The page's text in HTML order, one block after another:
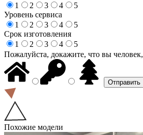
1
2 3 4
5
Уровень сервиса
1
2 3 4
5
Срок изготовления
1
2 3 4
5
Пожалуйста, докажите, что вы
Похожие модели